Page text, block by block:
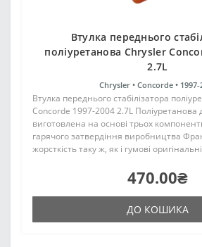
Втулка переднього
поліуретанова Chrysler
2.7L
Chrysler • Concorde • 1997-
Втулка переднього стабілізатора
Concorde 1997-2004 2.7L Поліуретанова
виготовлена на основі трьох
гарячого затвердіння виробництва
жорсткість таку ж, як і гумові
470.00₴
ДО КОШИКА